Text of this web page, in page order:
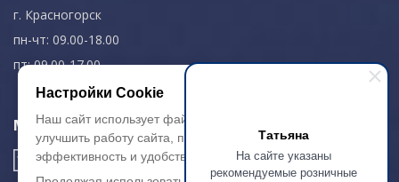
Татьяна
На сайте указаны
рекомендуемые розничные
г. Красногорск
пн-чт: 09.00-18.00
пт: 09.00-17.00
Мы в соц. сетях
Настройки Cookie
Наш сайт использует файлы cookie, чтобы
улучшить работу сайта, повысить его
эффективность и удобство.